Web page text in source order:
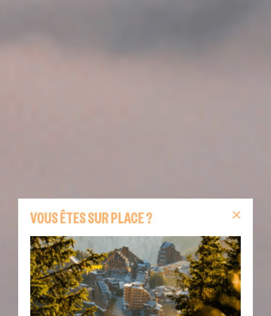
VOUS ÊTES SUR PLACE ?